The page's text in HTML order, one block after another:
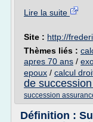
Lire la suite
Site : http://
Thèmes liés :
apres 70 ans /
epoux / calcul
de
succession
Définition :